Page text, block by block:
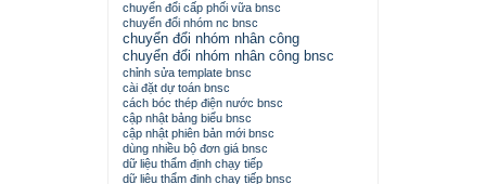
chuyển đổi cấp phối vữa bnsc
chuyển đổi nhóm nc bnsc
chuyển đổi nhóm nhân công
chuyển đổi nhóm nhân công bnsc
chỉnh sửa template bnsc
cài đặt dự toán bnsc
cách bóc thép điện nước bnsc
cập nhật bảng biểu bnsc
cập nhật phiên bản mới bnsc
dùng nhiều bộ đơn giá bnsc
dữ liệu thẩm định chạy tiếp
dữ liệu thẩm định chạy tiếp bnsc